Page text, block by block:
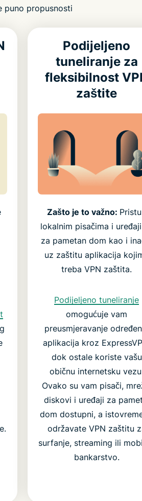
puno propusnosti
Podijeljeno
tuneliranje za
fleksibilnost
zaštite
Zašto je to važno:
lokalnim pisačima i
za pametan dom kao i
uz zaštitu aplikacija
treba VPN zaštita.
Podijeljeno tuneliranje
omogućuje vam
preusmjeravanje
aplikacija kroz
dok ostale koriste vašu
običnu internetsku
Ovako su vam pisači,
diskovi i uređaji za
dom dostupni, a
održavate VPN zaštitu
surfanje, streaming ili
bankarstvo.